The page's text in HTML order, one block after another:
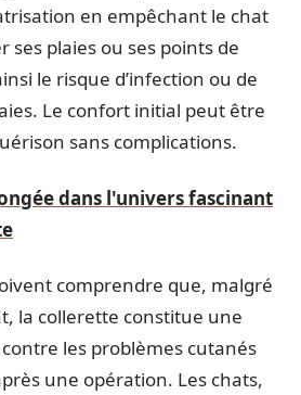
en empêchant le chat
ses plaies ou ses points de
le risque d’infection ou de
Le confort initial peut être
sans complications.
dans l'univers fascinant
comprendre que, malgré
la collerette constitue une
les problèmes cutanés
une opération. Les chats,